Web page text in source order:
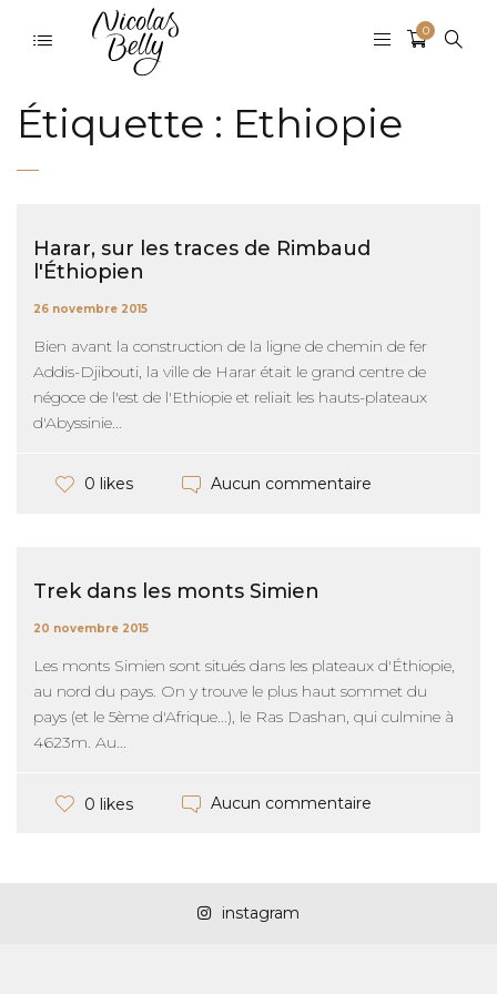
0
Étiquette : Ethiopie
Harar, sur les traces de Rimbaud
l'Éthiopien
26 novembre 2015
Bien avant la construction de la ligne de chemin de fer
Addis-Djibouti, la ville de Harar était le grand centre de
négoce de l'est de l'Ethiopie et reliait les hauts-plateaux
d'Abyssinie...
0 likes Aucun commentaire
Trek dans les monts Simien
20 novembre 2015
Les monts Simien sont situés dans les plateaux d'Éthiopie,
au nord du pays. On y trouve le plus haut sommet du
pays (et le 5ème d'Afrique...), le Ras Dashan, qui culmine à
4623m. Au...
0 likes Aucun commentaire
instagram